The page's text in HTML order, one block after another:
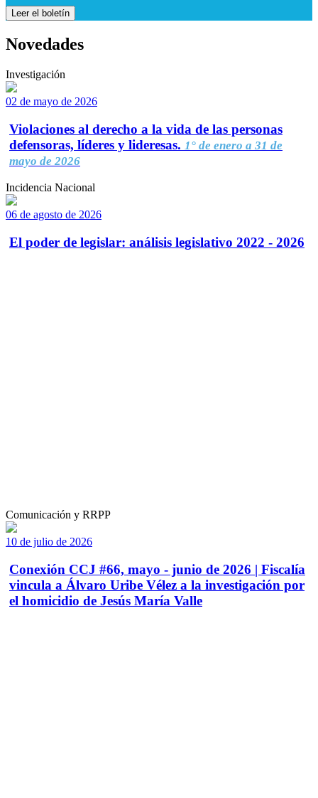
Leer el boletín
Novedades
Investigación
02 de mayo de 2026
Violaciones al derecho a la vida de las personas
defensoras, líderes y lideresas. 1° de enero a 31 de
mayo de 2026
Incidencia Nacional
06 de agosto de 2026
El poder de legislar: análisis legislativo 2022 - 2026
Comunicación y RRPP
10 de julio de 2026
Conexión CCJ #66, mayo - junio de 2026 | Fiscalía
vincula a Álvaro Uribe Vélez a la investigación por
el homicidio de Jesús María Valle